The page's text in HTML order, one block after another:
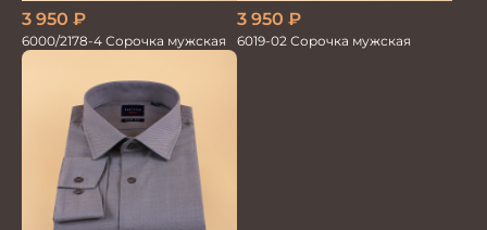
3 950 ₽
6000/2178-4 Сорочка мужская
3 950 ₽
6019-02 Сорочка мужская